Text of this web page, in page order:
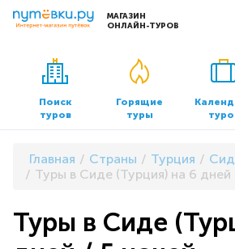
МАГАЗИН
ОНЛАЙН-ТУРОВ
Сервисы
Бронирование отелей
Трансфер
О
О нас
Поиск
туров
Горящие
туры
Главная Страны Турция
Туры в Сиде (Турция) на 6 дней
Туры в Сиде